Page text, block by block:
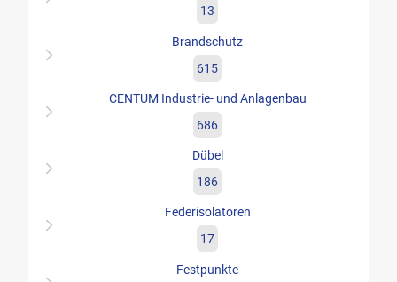
13
Brandschutz
615
CENTUM Industrie- und Anlagenbau
686
Dübel
186
Federisolatoren
17
Festpunkte